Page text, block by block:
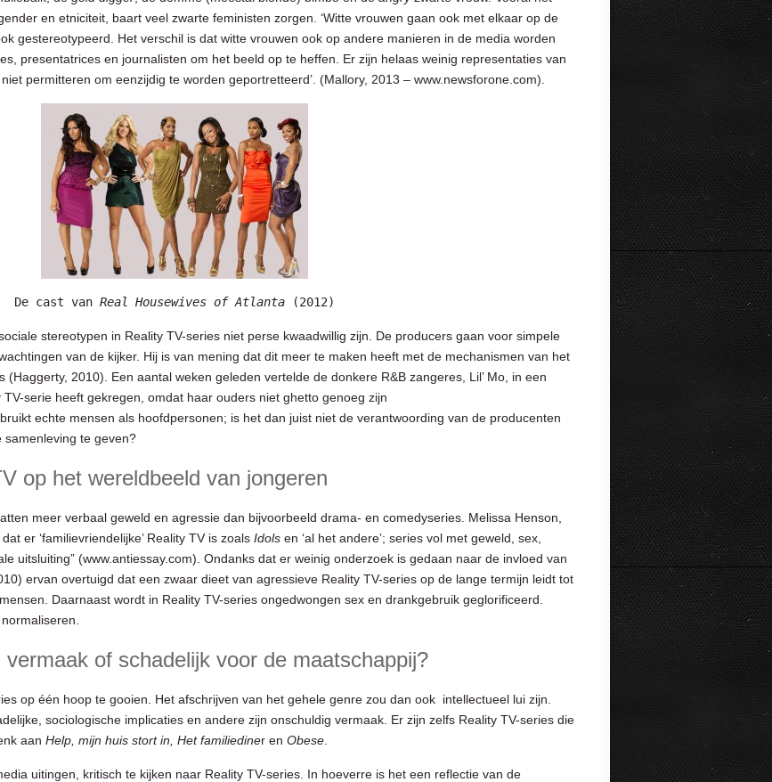
en etniciteit, baart veel zwarte feministen zorgen. ‘Witte vrouwen gaan ook met elkaar op de
gestereotypeerd. Het verschil is dat witte vrouwen ook op andere manieren in de media worden
presentatrices en journalisten om het beeld op te heffen. Er zijn helaas weinig representaties van
permitteren om eenzijdig te worden geportretteerd’. (Mallory, 2013 – www.newsforone.com).
De cast van Real Housewives of Atlanta (2012)
stereotypen in Reality TV-series niet perse kwaadwillig zijn. De producers gaan voor simpele
van de kijker. Hij is van mening dat dit meer te maken heeft met de mechanismen van het
2010). Een aantal weken geleden vertelde de donkere R&B zangeres, Lil’ Mo, in een
serie heeft gekregen, omdat haar ouders niet ghetto genoeg zijn
echte mensen als hoofdpersonen; is het dan juist niet de verantwoording van de producenten
samenleving te geven?
op het wereldbeeld van jongeren
meer verbaal geweld en agressie dan bijvoorbeeld drama- en comedyseries. Melissa Henson,
er ‘familievriendelijke’ Reality TV is zoals Idols en ‘al het andere’; series vol met geweld, sex,
uitsluiting” (www.antiessay.com). Ondanks dat er weinig onderzoek is gedaan naar de invloed van
ervan overtuigd dat een zwaar dieet van agressieve Reality TV-series op de lange termijn leidt tot
Daarnaast wordt in Reality TV-series ongedwongen sex en drankgebruik geglorificeerd.
of schadelijk voor de maatschappij?
op één hoop te gooien. Het afschrijven van het gehele genre zou dan ook intellectueel lui zijn.
sociologische implicaties en andere zijn onschuldig vermaak. Er zijn zelfs Reality TV-series die
aan Help, mijn huis stort in, Het familiediner en Obese
uitingen, kritisch te kijken naar Reality TV-series. In hoeverre is het een reflectie van de